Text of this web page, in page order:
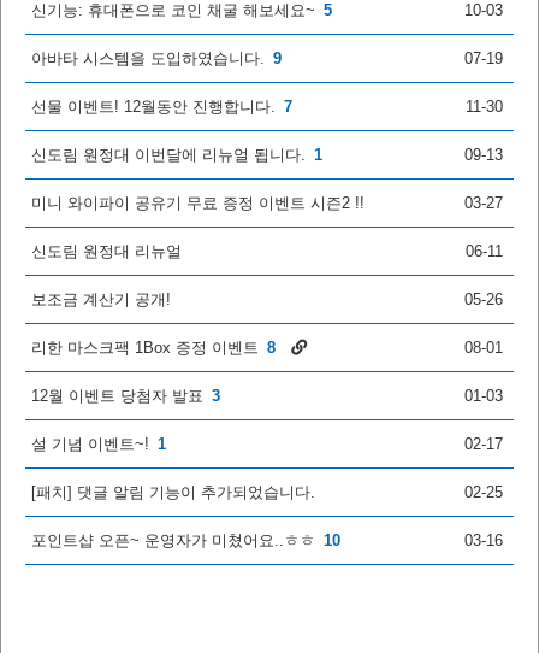
신기능: 휴대폰으로 코인 채굴 해보세요~ 5 10-03
아바타 시스템을 도입하였습니다. 9 07-19
선물 이벤트! 12월동안 진행합니다. 7 11-30
신도림 원정대 이번달에 리뉴얼 됩니다. 1 09-13
미니 와이파이 공유기 무료 증정 이벤트 시즌2 !! 03-27
신도림 원정대 리뉴얼 06-11
보조금 계산기 공개! 05-26
리한 마스크팩 1Box 증정 이벤트 8 08-01
12월 이벤트 당첨자 발표 3 01-03
설 기념 이벤트~! 1 02-17
[패치] 댓글 알림 기능이 추가되었습니다. 02-25
포인트샵 오픈~ 운영자가 미쳤어요..ㅎㅎ 10 03-16